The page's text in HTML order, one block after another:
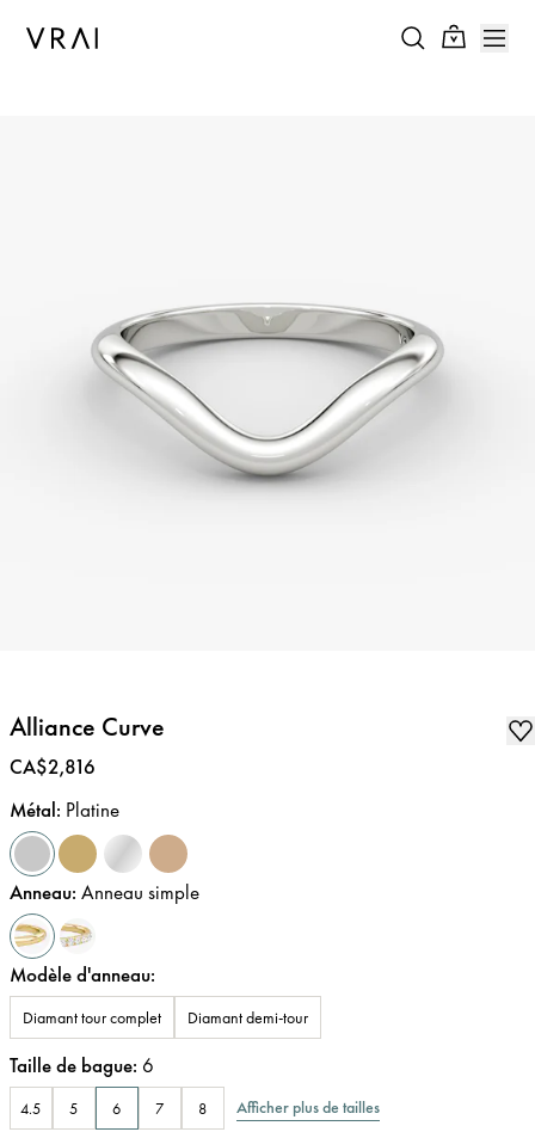
Alliance Curve
Prix:
CA$2,816
Métal: Platine
Anneau: Anneau simple
Modèle d'anneau:
Diamant tour complet Diamant demi-tour
Taille de bague: 6
4.5 5 6 7 8
Afficher plus de tailles